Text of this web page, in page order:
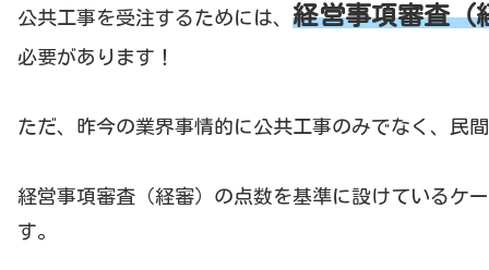
公共工事を受注するためには、 経営事項審査（
必要があります！
ただ、昨今の業界事情的に公共工事のみでなく、民
経営事項審査（経審）の点数を基準に設けているケ
す。